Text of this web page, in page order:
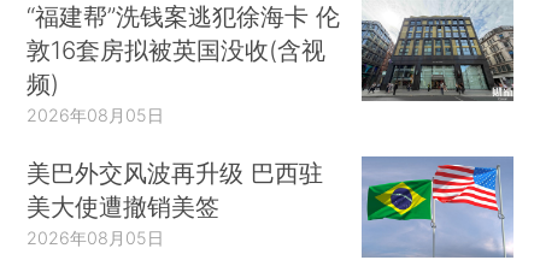
“福建帮”洗钱案逃犯徐海卡 伦
敦16套房拟被英国没收(含视
频)
2026年08月05日
美巴外交风波再升级 巴西驻
美大使遭撤销美签
2026年08月05日